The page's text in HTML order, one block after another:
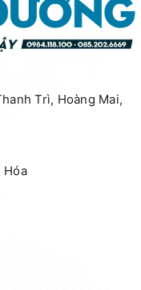
Trì, Hoàng Mai,
Hóa